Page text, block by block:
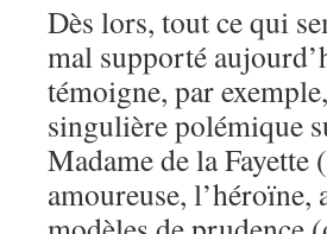
Dès lors, tout ce qui
mal supporté
témoigne, par
singulière polémique
Madame de la
amoureuse,